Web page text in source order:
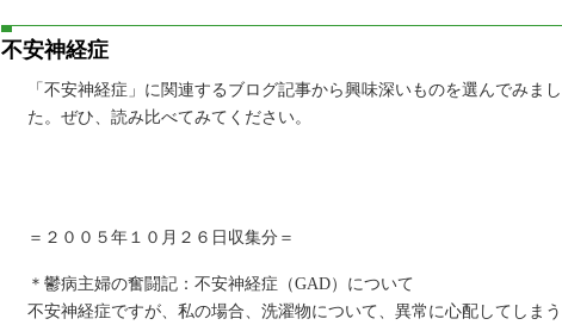
不安神経症
「不安神経症」に関連するブログ記事から興味深いものを選んでみまし
た。ぜひ、読み比べてみてください。
＝２００５年１０月２６日収集分＝
＊鬱病主婦の奮闘記：不安神経症（GAD）について
不安神経症ですが、私の場合、洗濯物について、異常に心配してしまう